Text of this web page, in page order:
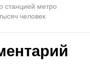
станцией метро
человек